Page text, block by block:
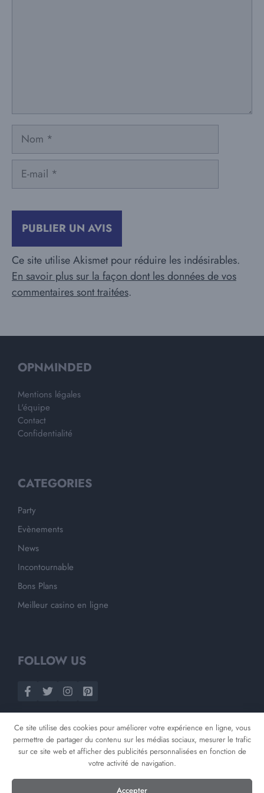
Nom
mail
Ce site utilise Akismet pour réduire les indésirables.
En savoir plus sur la façon dont les données de vos
commentaires sont traitées.
OPNMINDED
Mentions légales
L'équipe
Contact
Confidentialité
CATEGORIES
Party
Evènements
News
Incontournable
Bons Plans
Meilleur casino en ligne
FOLLOW US
©2026Opnminded
Ce site utilise des cookies pour améliorer votre expérience en ligne, vous
permettre de partager du contenu sur les médias sociaux, mesurer le trafic
sur ce site web et afficher des publicités personnalisées en fonction de
votre activité de navigation.
Accepter